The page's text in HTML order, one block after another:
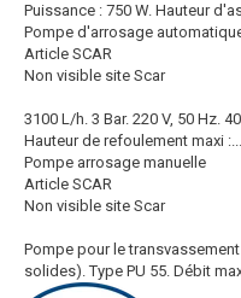
Puissance : 750 W. Hauteur
Pompe d'arrosage
Article SCAR
Non visible site Scar
3100 L/h. 3 Bar. 220 V, 50 Hz.
Hauteur de refoulement maxi :...
Pompe arrosage manuelle
Article SCAR
Non visible site Scar
Pompe pour le
solides). Type PU 55. Débit